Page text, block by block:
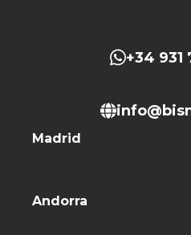
+34 931
Madrid
Andorra